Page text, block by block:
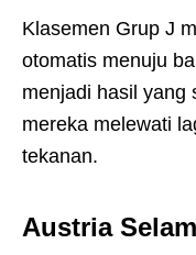
Klasemen Grup J
otomatis menuju
menjadi hasil yang
mereka melewati
tekanan.
Austria